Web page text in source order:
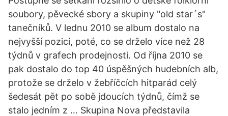
soubory, pěvecké sbory a skupiny "old star´s"
tanečníků. V lednu 2010 se album dostalo na
nejvyšší pozici, poté, co se drželo více než 28
týdnů v grafech prodejnosti. Od října 2010 se
pak dostalo do top 40 úspěšných hudebních alb,
protože se drželo v žebříčcích hitparád celý
šedesát pět po sobě jdoucích týdnů, čímž se
stalo jedním z … Skupina Nova představila